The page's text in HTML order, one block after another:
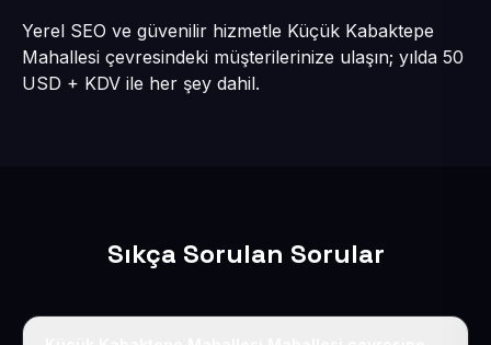
Yerel SEO ve güvenilir hizmetle Küçük Kabaktepe
Mahallesi çevresindeki müşterilerinize ulaşın; yılda 50
USD + KDV ile her şey dahil.
Sıkça Sorulan Sorular